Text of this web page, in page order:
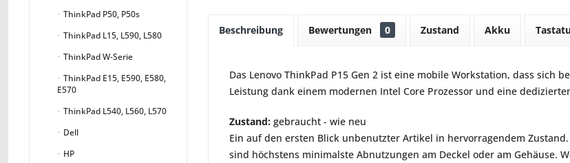
ThinkPad P50, P50s
ThinkPad L15, L590, L580
ThinkPad W-Serie
ThinkPad E15, E590, E580,
E570
ThinkPad L540, L560, L570
Dell
HP
Beschreibung Bewertungen 0 Zustand Akku
Das Lenovo ThinkPad P15 Gen 2 ist eine mobile Workstation, dass sich
Leistung dank einem modernen Intel Core Prozessor und eine
Zustand: gebraucht - wie neu
Ein auf den ersten Blick unbenutzter Artikel in hervorragendem
sind höchstens minimalste Abnutzungen am Deckel oder am